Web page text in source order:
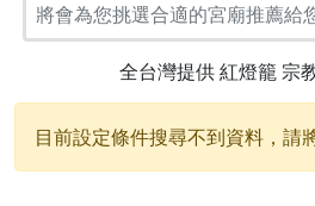
將會為您挑選合適的宮廟推薦給您
全台灣提供紅燈籠宗
目前設定條件搜尋不到資料，請